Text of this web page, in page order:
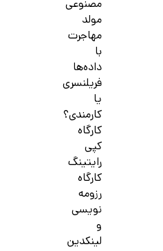
مصنوعی
مولد
مهاجرت
با
داده‌ها
فریلنسری
یا
کارمندی؟
کارگاه
کپی
رایتینگ
کارگاه
رزومه
نویسی
و
لینکدین